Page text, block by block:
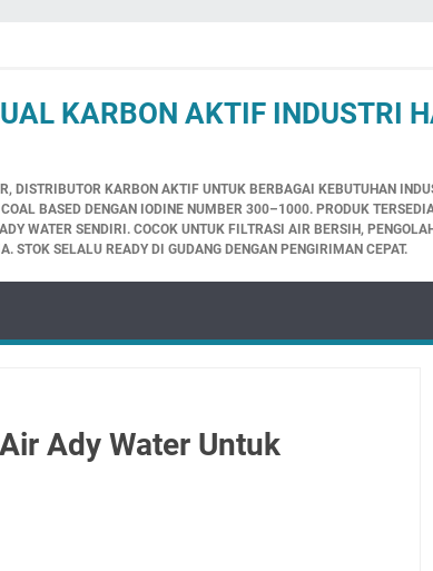
KARBON AKTIF INDUSTRI
DISTRIBUTOR KARBON AKTIF UNTUK BERBAGAI KEBUTUHAN
BASED DENGAN IODINE NUMBER 300–1000. PRODUK
WATER SENDIRI. COCOK UNTUK FILTRASI AIR BERSIH,
SELALU READY DI GUDANG DENGAN PENGIRIMAN CEPAT.
Ady Water Untuk